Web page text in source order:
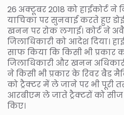
26 अक्टूबर 2018 को हाईकोर्ट ने
याचिका पर सुनवाई करते हुए
खनन पर रोक लगाई। कोर्ट ने
जिलाधिकारी को आदेश दिया।
साफ किया कि किसी भी प्रकार
जिलाधिकारी और खनन
ने किसी भी प्रकार के रिवर बैड
को ट्रैक्टर में ले जाने पर भी पूरी
आरबीएम ले जाते ट्रैक्टरों को
किए।